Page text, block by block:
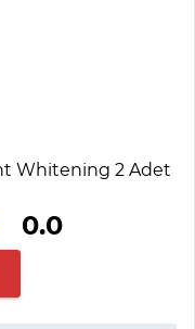
Whitening 2 Adet
0.0